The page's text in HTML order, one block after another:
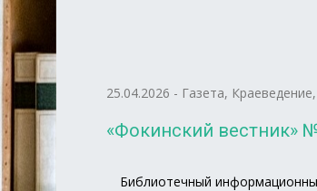
25.04.2026 - Газета, Краеведение,
«Фокинский вестник»
Библиотечный